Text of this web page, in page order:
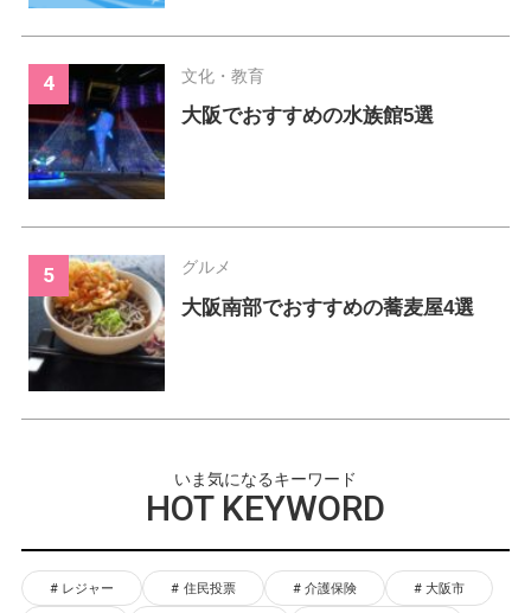
文化・教育
大阪でおすすめの水族館5選
グルメ
大阪南部でおすすめの蕎麦屋4選
いま気になるキーワード
HOT KEYWORD
レジャー 住民投票 介護保険 大阪市